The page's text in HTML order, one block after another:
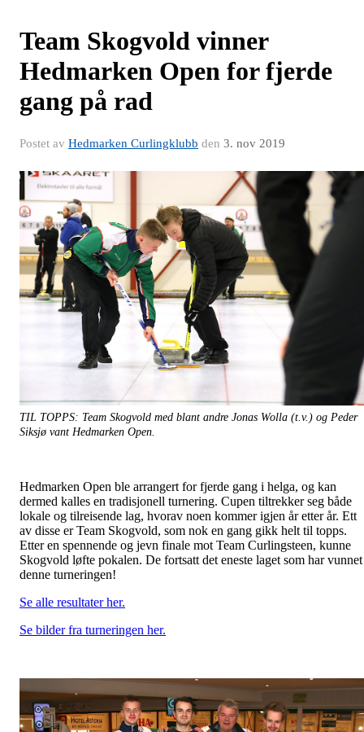
Team Skogvold vinner
Hedmarken Open for fjerde
gang på rad
Postet av Hedmarken Curlingklubb den 3. nov 2019
TIL TOPPS: Team Skogvold med blant andre Jonas Wolla (t.v.) og Peder
Siksjø vant Hedmarken Open.
Hedmarken Open ble arrangert for fjerde gang i helga, og kan
dermed kalles en tradisjonell turnering. Cupen tiltrekker seg både
lokale og tilreisende lag, hvorav noen kommer igjen år etter år. Ett
av disse er Team Skogvold, som nok en gang gikk helt til topps.
Etter en spennende og jevn finale mot Team Curlingsteen, kunne
Skogvold løfte pokalen. De fortsatt det eneste laget som har vunnet
denne turneringen!
Se alle resultater her.
Se bilder fra turneringen her.